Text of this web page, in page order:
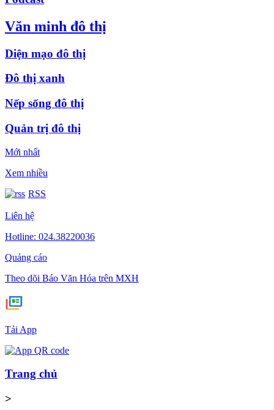
Văn minh đô thị
Diện mạo đô thị
Đô thị xanh
Nếp sống đô thị
Quản trị đô thị
Mới nhất
Xem nhiều
RSS
Liên hệ
Hotline: 024.38220036
Quảng cáo
Theo dõi Báo Văn Hóa trên MXH
Tải App
Trang chủ
>